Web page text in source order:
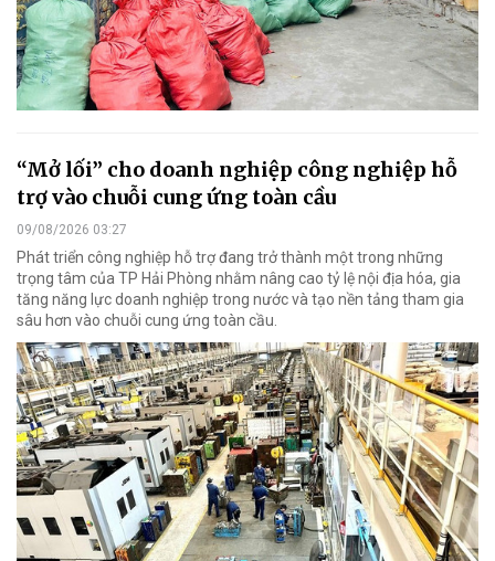
“Mở lối” cho doanh nghiệp công nghiệp hỗ
trợ vào chuỗi cung ứng toàn cầu
09/08/2026 03:27
Phát triển công nghiệp hỗ trợ đang trở thành một trong những
trọng tâm của TP Hải Phòng nhằm nâng cao tỷ lệ nội địa hóa, gia
tăng năng lực doanh nghiệp trong nước và tạo nền tảng tham gia
sâu hơn vào chuỗi cung ứng toàn cầu.